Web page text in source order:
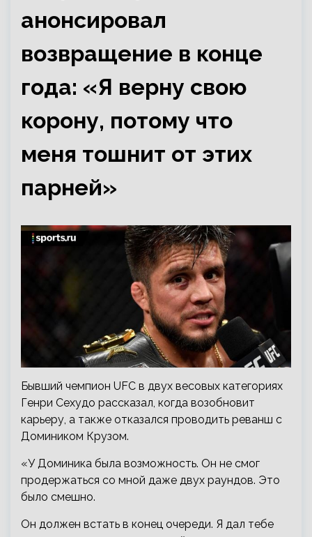
анонсировал
возвращение в конце
года: «Я верну свою
корону, потому что
меня тошнит от этих
парней»
Бывший чемпион UFC в двух весовых категориях
Генри Сехудо рассказал, когда возобновит
карьеру, а также отказался проводить реванш с
Домиником Крузом.
«У Доминика была возможность. Он не смог
продержаться со мной даже двух раундов. Это
было смешно.
Он должен встать в конец очереди. Я дал тебе